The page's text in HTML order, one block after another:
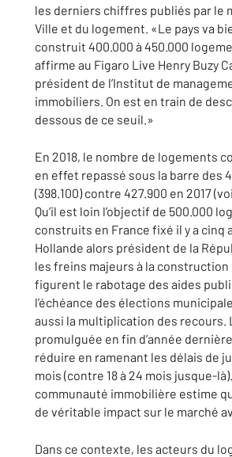
les derniers chiffres publiés par le
Ville et du logement. «Le pays va
construit 400.000 à 450.000
affirme au Figaro Live Henry Buzy
président de l’Institut de
immobiliers. On est en train de
dessous de ce seuil.»
En 2018, le nombre de logements
en effet repassé sous la barre des
(398.100) contre 427.900 en 2017
Qu’il est loin l’objectif de 500.000
construits en France fixé il y a cinq
Hollande alors président de la
les freins majeurs à la construction
figurent le rabotage des aides
l’échéance des élections
aussi la multiplication des recours.
promulguée en fin d’année
réduire en ramenant les délais de
mois (contre 18 à 24 mois jusque-
communauté immobilière estime
de véritable impact sur le marché
Dans ce contexte, les acteurs du